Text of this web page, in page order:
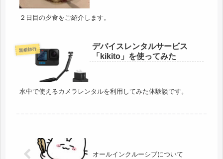
２日目の夕食をご紹介します。
新婚旅行
デバイスレンタルサービス
「kikito」を使ってみた
水中で使えるカメラレンタルを利用してみた体験談です。
オールインクルーシブについて